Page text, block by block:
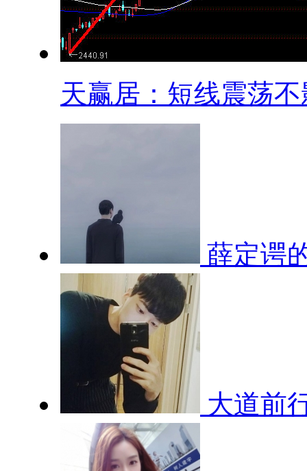
天赢居：短线震荡不
薛定谔
大道前